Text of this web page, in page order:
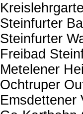
Steinfurter
Steinfurter
Freibad
Metelener
Ochtruper
Emsdettener